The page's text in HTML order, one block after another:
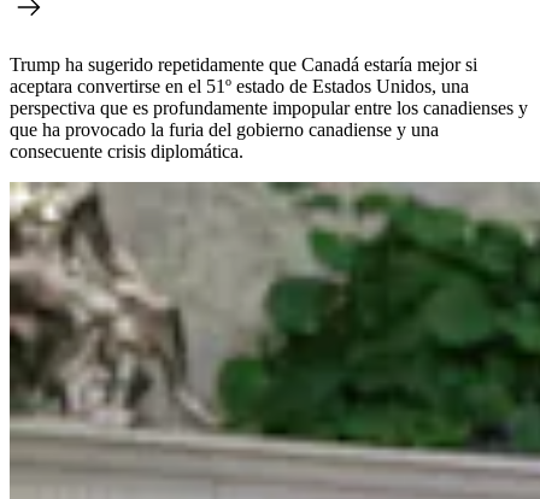
Trump ha sugerido repetidamente que Canadá estaría mejor si
aceptara convertirse en el 51º estado de Estados Unidos, una
perspectiva que es profundamente impopular entre los canadienses y
que ha provocado la furia del gobierno canadiense y una
consecuente crisis diplomática.